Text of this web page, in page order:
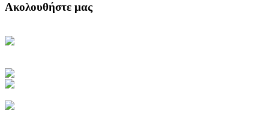
Ακολουθήστε μας